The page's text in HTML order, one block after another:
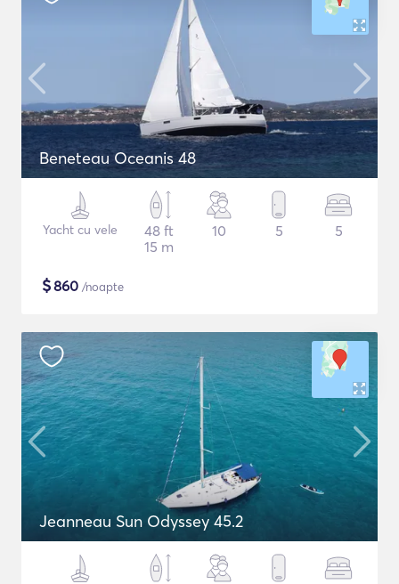
Beneteau Oceanis 48
Yacht cu vele
48 ft
15 m
10 5 5
$860 /noapte
Jeanneau Sun Odyssey 45.2